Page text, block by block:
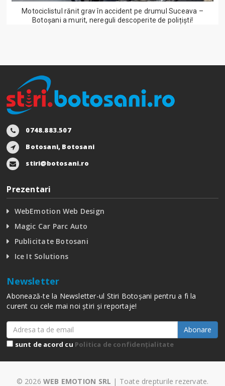
Motociclistul rănit grav în accident pe drumul Suceava –
Botoșani a murit, nereguli descoperite de polițiști!
0748.883.507
Botosani, Botosani
stiri@botosani.ro
Prezentari
WebEmotion Web Design
Magic Car Parc Auto
Publicitate Botosani
Ice It Solutions
Newsletter
Abonează-te la Newsletter-ul Stiri Botoșani pentru a fi la
curent cu cele mai noi știri și reportaje!
Abonare
sunt de acord cu Politica de confidențialitate
© 2026 WEB EMOTION SRL | Toate drepturile rezervate.